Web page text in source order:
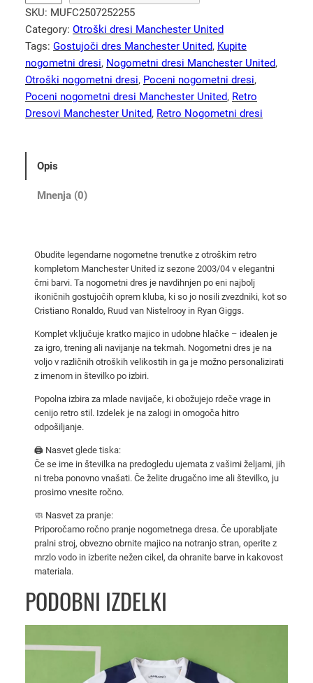
n
i
k
o
m
p
l
3
/
4
SKU: MUFC2507252255
Category: Otroški dresi Manchester United
Tags: Gostujoči dres Manchester United, Kupite
nogometni dresi, Nogometni dresi Manchester United
Otroški nogometni dresi, Poceni nogometni dresi
Poceni nogometni dresi Manchester United, Retro
Dresovi Manchester United, Retro Nogometni dresi
Opis
Mnenja (0)
Obudite legendarne nogometne trenutke z otroškim retro
kompletom Manchester United iz sezone 2003/04 v elegantni
črni barvi. Ta nogometni dres je navdihnjen po eni najbolj
ikoničnih gostujočih oprem kluba, ki so jo nosili zvezdniki, kot so
Cristiano Ronaldo, Ruud van Nistelrooy in Ryan Giggs.
Komplet vključuje kratko majico in udobne hlačke – idealen je
za igro, trening ali navijanje na tekmah. Nogometni dres je na
voljo v različnih otroških velikostih in ga je možno personalizirati
z imenom in številko po izbiri.
Popolna izbira za mlade navijače, ki obožujejo rdeče vrage in
cenijo retro stil. Izdelek je na zalogi in omogoča hitro
odpošiljanje.
🖨️ Nasvet glede tiska:
Če se ime in številka na predogledu ujemata z vašimi željami, jih
ni treba ponovno vnašati. Če želite drugačno ime ali številko, ju
prosimo vnesite ročno.
🧼 Nasvet za pranje:
Priporočamo ročno pranje nogometnega dresa. Če uporabljate
pralni stroj, obvezno obrnite majico na notranjo stran, operite z
mrzlo vodo in izberite nežen cikel, da ohranite barve in kakovost
materiala.
PODOBNI IZDELKI